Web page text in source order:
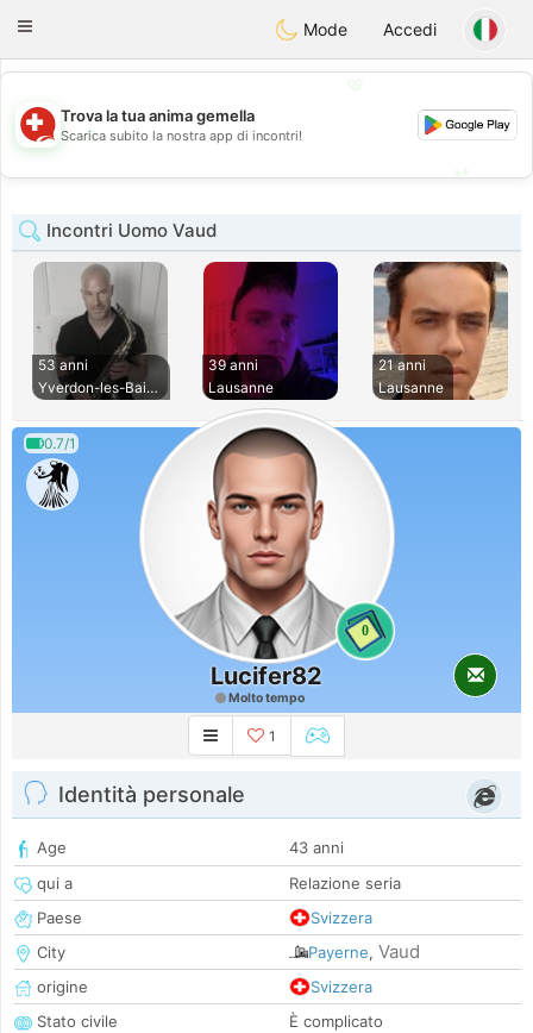
Suissi
Toggle
Mode Accedi
💖
💕
Trova la tua anima gemella
Scarica subito la nostra app di incontri!
Incontri Uomo Vaud
53 anni
Yverdon-les-Bains
39 anni
Lausanne
21 anni
Lausanne
0.7/1
0
Lucifer82
Molto tempo
1
Identità personale
Age
43 anni
qui a
Relazione seria
Paese
Svizzera
City
Payerne, Vaud
origine
Svizzera
Stato civile
È complicato